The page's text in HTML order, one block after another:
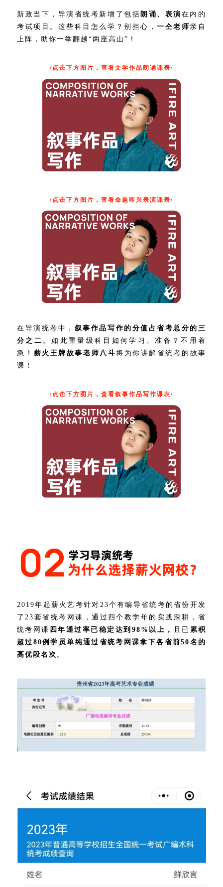
新政当下，导演省统考新增了包括 朗诵、表演 在内的
考试项目。这些科目怎么学？别担心，一仝老师亲自
上阵，助你一举翻越“两座高山”！
/点击下方图片，查看文学作品朗诵课表/
/点击下方图片，查看命题即兴表演课表/
在导演统考中， 叙事作品写作的分值占省考总分的三
分之二 。如此重量级科目如何学习、准备？不用着
急！ 薪火王牌故事老师八斗将为你讲解省统考的故事
课！
/点击下方图片，查看叙事作品写作课表/
2019年起薪火艺考针对23个有编导省统考的省份开发
了23套省统考网课，通过四个教学年的实践深耕，省
统考网课 四年通过率已稳定达到98%以上， 且已 累积
超过80例学员单纯通过省统考网课拿下各省前50名的
高优段名次 。